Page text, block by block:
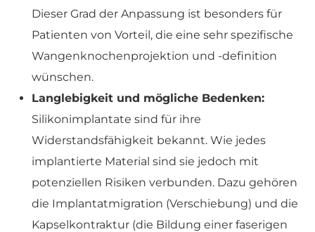
Dieser Grad der Anpassung ist besonders für
Patienten von Vorteil, die eine sehr spezifische
Wangenknochenprojektion und -definition
wünschen.
Langlebigkeit und mögliche Bedenken:
Silikonimplantate sind für ihre
Widerstandsfähigkeit bekannt. Wie jedes
implantierte Material sind sie jedoch mit
potenziellen Risiken verbunden. Dazu gehören
die Implantatmigration (Verschiebung) und die
Kapselkontraktur (die Bildung einer faserigen